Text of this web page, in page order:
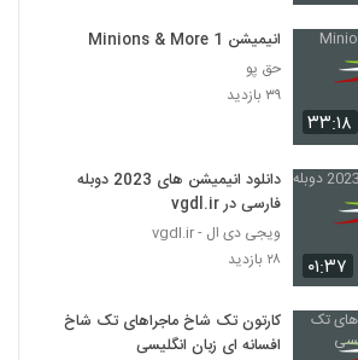
۳۳:۱۸
انیمیشن Minions & More 1
حق پو
۳۹ بازدید
۰۱:۳۷
دانلود انیمیشن های 2023 دوبله
فارسی در vgdl.ir
ویجی دی ال - vgdl.ir
۲۸ بازدید
کارتون تک شاخ ماجراهای تک شاخ
افسانه ای زبان انگلیسی